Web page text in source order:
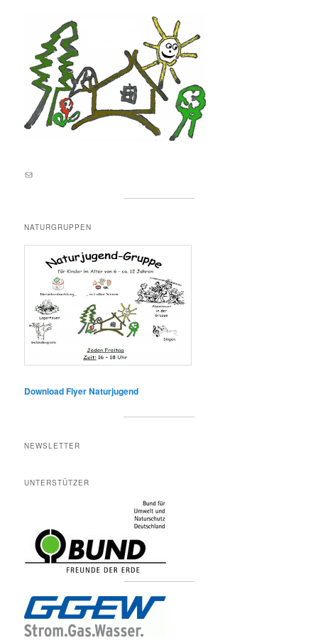
E-Mail an lernortnatur@yahoo.de
NATURGRUPPEN
Download Flyer Naturjugend
NEWSLETTER
UNTERSTÜTZER